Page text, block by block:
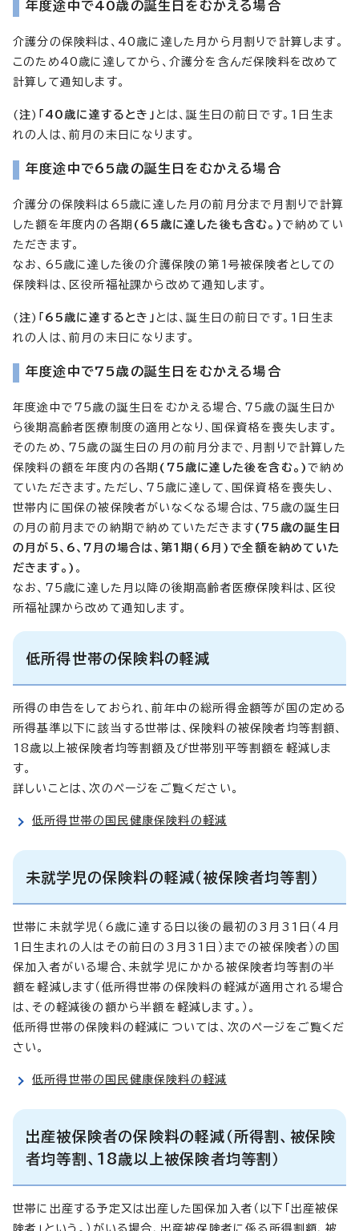
年度途中で40歳の誕生日をむかえる場合
介護分の保険料は、40歳に達した月から月割りで計算します。
このため40歳に達してから、介護分を含んだ保険料を改めて
計算して通知します。
(注 ) 「40歳に達するとき」 とは、誕生日の前日です。1日生ま
れの人は、前月の末日になります。
年度途中で65歳の誕生日をむかえる場合
介護分の保険料は65歳に達した月の前月分まで月割りで計算
した額を年度内の各期 (65歳に達した後も含む。) で納めてい
ただきます。
なお、65歳に達した後の介護保険の第1号被保険者としての
保険料は、区役所福祉課から改めて通知します。
(注 ) 「65歳に達するとき」 とは、誕生日の前日です。1日生ま
れの人は、前月の末日になります。
年度途中で75歳の誕生日をむかえる場合
年度途中で75歳の誕生日をむかえる場合、75歳の誕生日か
ら後期高齢者医療制度の適用となり、国保資格を喪失します。
そのため、75歳の誕生日の月の前月分まで、月割りで計算した
保険料の額を年度内の各期 (75歳に達した後を含む。)で納め
ていただきます。ただし、75歳に達して、国保資格を喪失し、
世帯内に国保の被保険者がいなくなる場合は、75歳の誕生日
の月の前月までの納期で納めていただきます (75歳の誕生日
の月が5、6、7月の場合は、第1期(6月)で全額を納めていた
だきます。) 。
なお、75歳に達した月以降の後期高齢者医療保険料は、区役
所福祉課から改めて通知します。
低所得世帯の保険料の軽減
所得の申告をしておられ、前年中の総所得金額等が国の定める
所得基準以下に該当する世帯は、保険料の被保険者均等割額、
18歳以上被保険者均等割額及び世帯別平等割額を軽減しま
す。
詳しいことは、次のページをご覧ください。
低所得世帯の国民健康保険料の軽減
未就学児の保険料の軽減（被保険者均等割）
世帯に未就学児（6歳に達する日以後の最初の3月31日（4月
1日生まれの人はその前日の3月31日）までの被保険者）の国
保加入者がいる場合、未就学児にかかる被保険者均等割の半
額を軽減します（低所得世帯の保険料の軽減が適用される場合
は、その軽減後の額から半額を軽減します。）。
低所得世帯の保険料の軽減については、次のページをご覧くだ
さい。
低所得世帯の国民健康保険料の軽減
出産被保険者の保険料の軽減（所得割、被保険
者均等割、18歳以上被保険者均等割）
世帯に出産する予定又は出産した国保加入者（以下「出産被保
険者」という。）がいる場合、出産被保険者に係る所得割額、被